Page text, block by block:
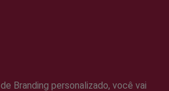
Branding personalizado, você vai